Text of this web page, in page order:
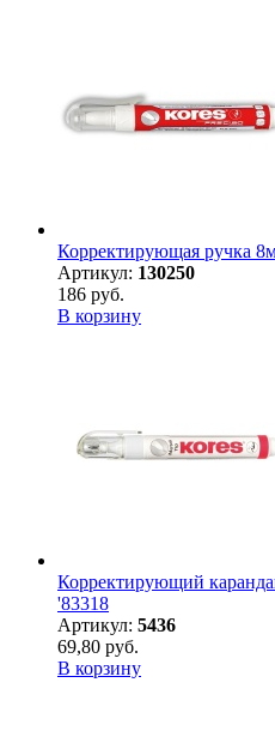
Корректирующая ручка
Артикул: 130250
186 руб.
В корзину
Корректирующий
'83318
Артикул: 5436
69,80 руб.
В корзину